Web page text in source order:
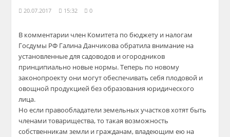
20.07.2017 15:32 0
В комментарии член Комитета по бюджету и налогам
Госдумы РФ Галина Данчикова обратила внимание на
установленные для садоводов и огородников
принципиально новые нормы. Теперь по новому
законопроекту они могут обеспечивать себя плодовой и
овощной продукцией без образования юридического
лица.
Но если правообладатели земельных участков хотят быть
членами товарищества, то такая возможность
собственникам земли и гражданам, владеющим ею на